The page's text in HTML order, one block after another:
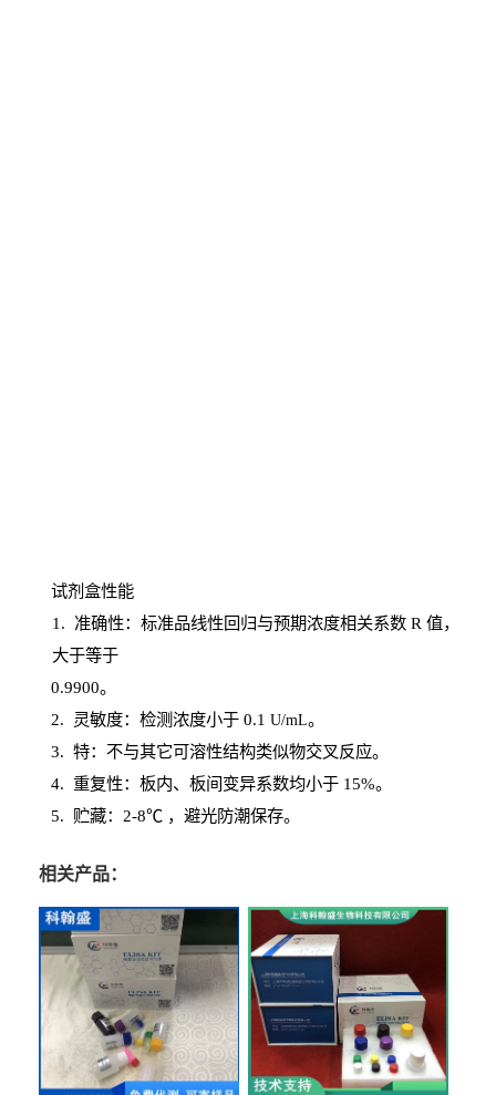
试剂盒性能
1 . 准确性：标准品线性回归与预期浓度相关系数 R 值，
大于等于
0.9900。
2. 灵敏度：检测浓度小于0.1 U/mL。
3. 特：不与其它可溶性结构类似物交叉反应。
4. 重复性：板内、板间变异系数均小于15%。
5. 贮藏：2-8℃ ，避光防潮保存。
相关产品：